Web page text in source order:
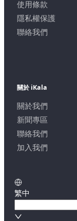
使用條款
隱私權保護
聯絡我們
關於 iKala
關於我們
新聞專區
聯絡我們
加入我們
繁中